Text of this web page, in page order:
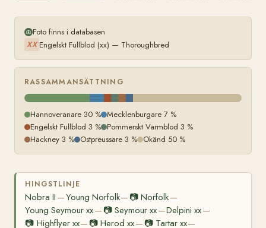
Foto finns i databasen
XX Engelskt Fullblod (xx) — Thoroughbred
RASSAMMANSÄTTNING
Hannoveranare 30 % Mecklenburgare 7 %
Engelskt Fullblod 3 % Pommerskt Varmblod 3 %
Hackney 3 % Ostpreussare 3 % Okänd 50 %
HINGSTLINJE
Nobra II —Young Norfolk— 📷Norfolk—
Young Seymour xx— 📷Seymour xx—Delpini xx—
📷 Highflyer xx— 📷Herod xx— 📷 Tartar xx—